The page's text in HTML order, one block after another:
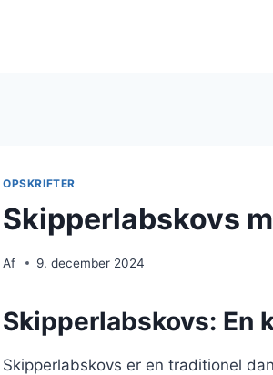
OPSKRIFTER
Skipperlabskovs
Af 9. december 2024
Skipperlabskovs: En
Skipperlabskovs er en traditionel